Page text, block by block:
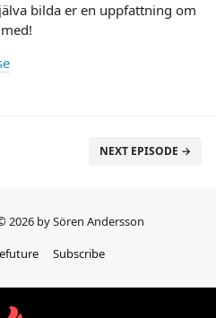
bilda er en uppfattning om
NEXT EPISODE →
2026 by Sören Andersson
Subscribe